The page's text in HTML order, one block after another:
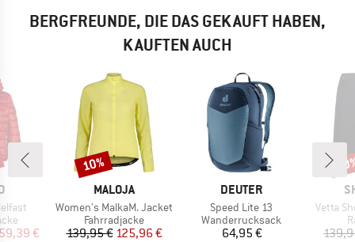
BERGFREUNDE, DIE DAS GEKAUFT HABEN,
KAUFTEN AUCH
Preis
€
MARKE
MALOJA
Artikel
Women's MalkaM. Jacket
Produktgruppe
Fahrradjacke
Preis
139,95 €reduzierter Preis
125,96 €
Rabatt
10%
MARKE
DEUTER
Artikel
Speed Lite 13
Produktgruppe
Wanderrucksack
Preis
64,95 €
Artikel
Vetta